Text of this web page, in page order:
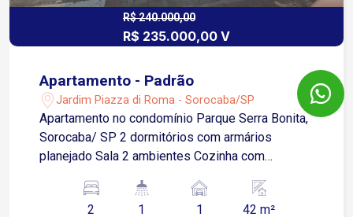
R$ 240.000,00
R$ 235.000,00 V
Apartamento - Padrão
Jardim Piazza di Roma - Sorocaba/SP
Apartamento no condomínio Parque Serra Bonita,
Sorocaba/ SP 2 dormitórios com armários
planejado Sala 2 ambientes Cozinha com
armário e box 1 vaga de garagem descoberta
Acabamento em piso laminado nos dormitórios.
2 1 1 42 m²